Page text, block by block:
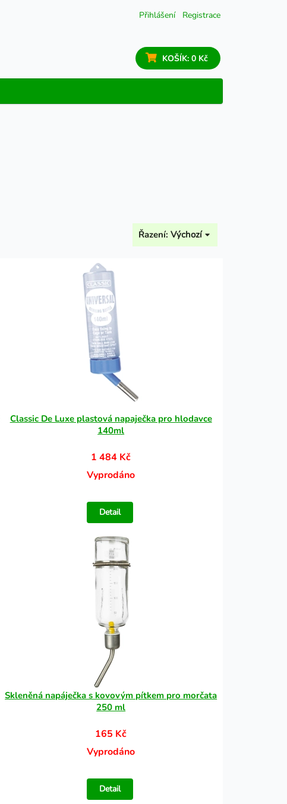
Přihlášení Registrace
KOŠÍK: 0 Kč
Řazení: Výchozí
Classic De Luxe plastová napaječka pro hlodavce
140ml
1 484 Kč
Vyprodáno
Detail
Skleněná napáječka s kovovým pítkem pro morčata
250 ml
165 Kč
Vyprodáno
Detail